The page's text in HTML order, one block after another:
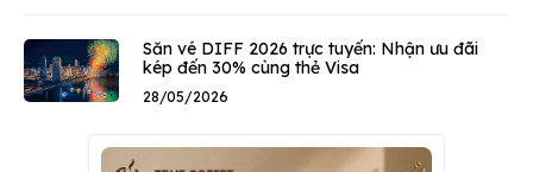
Săn vé DIFF 2026 trực tuyến: Nhận ưu đãi
kép đến 30% cùng thẻ Visa
28/05/2026